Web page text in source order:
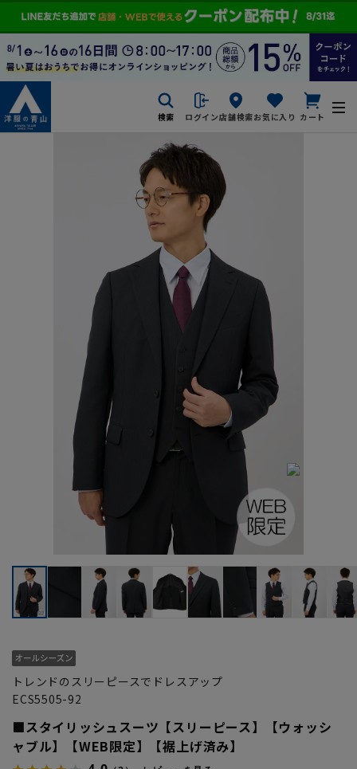
検索 ログイン店舗検索お気に入り カート
トレンドのスリーピースでドレスアップ
ECS5505-92
■スタイリッシュスーツ【スリーピース】【ウォッシ
ャブル】【WEB限定】【裾上げ済み】